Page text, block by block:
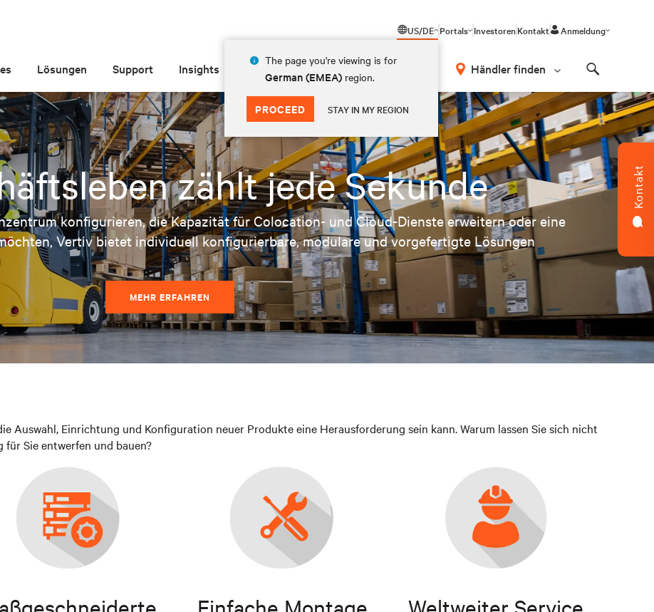
US/DE
The page you're viewing is for
German (EMEA) region.
PROCEED STAY IN MY REGION
Portals InvestorenKontakt Anmeldung
Lösungen Support Insights Über Vertiv Händler finden
zählt jede Sekunde
konfigurieren, die Kapazität für Colocation- und Cloud-Dienste erweitern oder eine
Vertiv bietet individuell konfigurierbare, modulare und vorgefertigte Lösungen
MEHR ERFAHREN
Kontakt
Auswahl, Einrichtung und Konfiguration neuer Produkte eine Herausforderung sein kann. Warum lassen Sie sich nicht
Sie entwerfen und bauen?